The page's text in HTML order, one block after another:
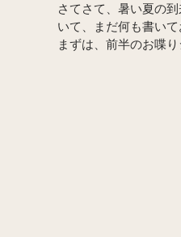
さてさて、暑い夏の
いて、まだ何も書い
まずは、前半のお喋